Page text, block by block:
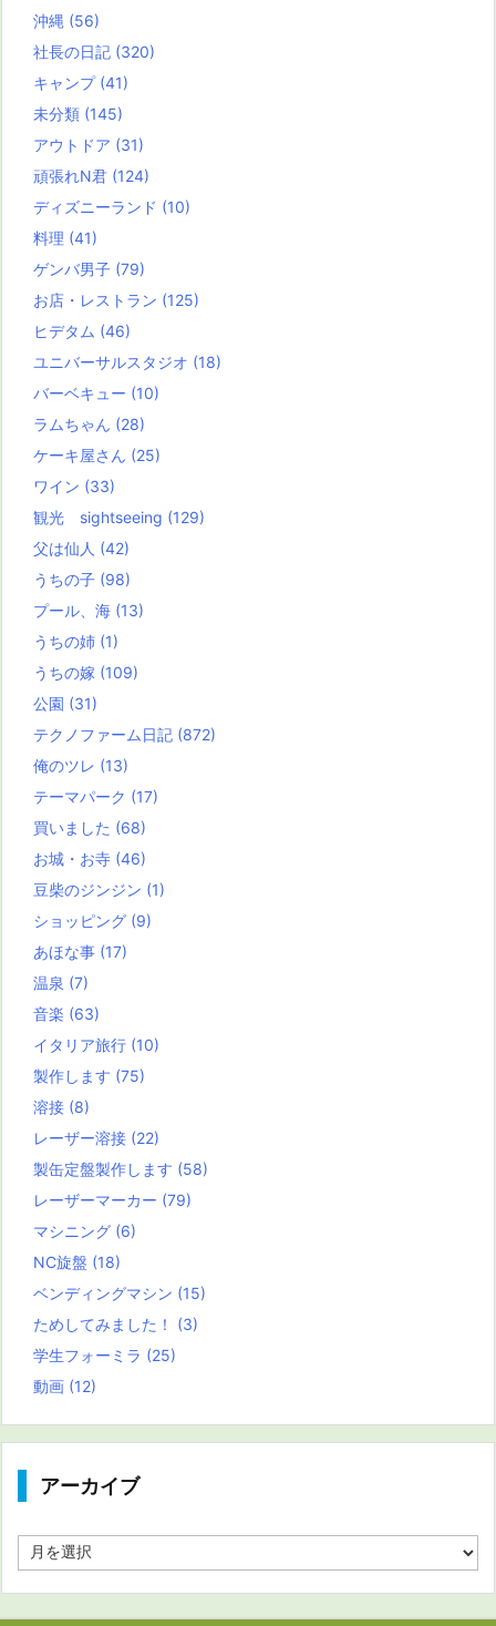
沖縄 (56)
社長の日記 (320)
キャンプ (41)
未分類 (145)
アウトドア (31)
頑張れN君 (124)
ディズニーランド (10)
料理 (41)
ゲンバ男子 (79)
お店・レストラン (125)
ヒデタム (46)
ユニバーサルスタジオ (18)
バーベキュー (10)
ラムちゃん (28)
ケーキ屋さん (25)
ワイン (33)
観光 sightseeing (129)
父は仙人 (42)
うちの子 (98)
プール、海 (13)
うちの姉 (1)
うちの嫁 (109)
公園 (31)
テクノファーム日記 (872)
俺のツレ (13)
テーマパーク (17)
買いました (68)
お城・お寺 (46)
豆柴のジンジン (1)
ショッピング (9)
あほな事 (17)
温泉 (7)
音楽 (63)
イタリア旅行 (10)
製作します (75)
溶接 (8)
レーザー溶接 (22)
製缶定盤製作します (58)
レーザーマーカー (79)
マシニング (6)
NC旋盤 (18)
ベンディングマシン (15)
ためしてみました！ (3)
学生フォーミラ (25)
動画 (12)
アーカイブ
ー